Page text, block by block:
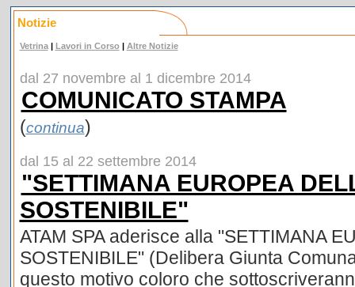
Notizie
Vetrina| Lavori in Corso | Altre Notizie
dal 27 novembre al 1 dicembre 2014
COMUNICATO STAMPA
(continua)
dal 15 al 22 settembre 2014
"SETTIMANA EUROPEA
SOSTENIBILE"
ATAM SPA aderisce alla "SETTIMANA
SOSTENIBILE" (Delibera Giunta
questo motivo coloro che